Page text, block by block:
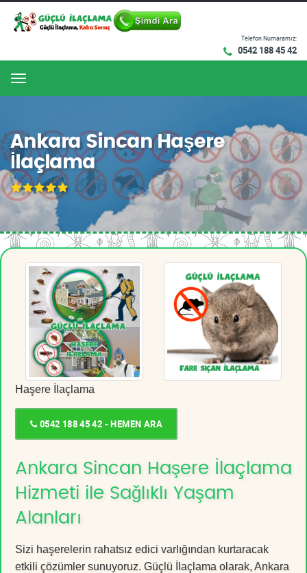
Telefon Numaramız:
0542 188 45 42
Menu
Ankara Sincan Haşere
İlaçlama
Haşere İlaçlama
0542 188 45 42 - HEMEN ARA
Ankara Sincan Haşere İlaçlama
Hizmeti ile Sağlıklı Yaşam
Alanları
Sizi haşerelerin rahatsız edici varlığından kurtaracak
etkili çözümler sunuyoruz. Güçlü İlaçlama olarak, Ankara